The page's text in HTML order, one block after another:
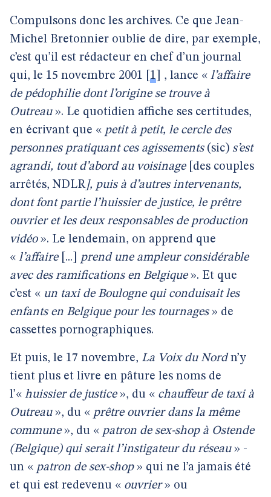
Compulsons donc les archives. Ce que Jean-
Michel Bretonnier oublie de dire, par exemple,
c’est qu’il est rédacteur en chef d’un journal
qui, le 15 novembre 2001
1 , lance « l’affaire
de pédophilie dont l’origine se trouve à
Outreau». Le quotidien affiche ses certitudes,
en écrivant que « petit à petit, le cercle des
personnes pratiquant ces agissements (sic) s’est
agrandi, tout d’abord au voisinage [des couples
arrêtés, NDLR], puis à d’autres intervenants,
dont font partie l’huissier de justice, le prêtre
ouvrier et les deux responsables de production
vidéo». Le lendemain, on apprend que
« l’affaire [...]
prend une ampleur considérable
avec des ramifications en Belgique». Et que
c’est « un taxi de Boulogne qui conduisait les
enfants en Belgique pour les tournages» de
cassettes pornographiques.
Et puis, le 17 novembre, La Voix du Nordn’y
tient plus et livre en pâture les noms de
l’« huissier de justice», du « chauffeur de taxi à
Outreau», du « prêtre ouvrier dans la même
commune», du « patron de sex-shop à Ostende
(Belgique) qui serait l’instigateur du réseau» -
un « patron de sex-shop» qui ne l’a jamais été
et qui est redevenu « ouvrier» ou